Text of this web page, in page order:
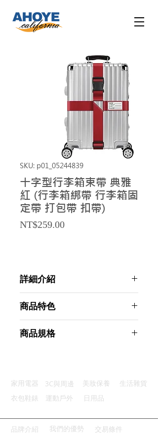
SKU: p01_05244839
十字型行李箱束帶 典雅
紅 (行李箱綁帶 行李箱固
定帶 打包帶 扣帶)
NT$259.00Price
詳細介紹
商品特色
十字固定：雙向穩固行李不滑脫
商品規格
商品型號：p01_05244839
主要材質：防尼龍十字帶
商品重量(g)：250
產地名稱：中國大陸
家用電器 3C與周邊 美妝保養
生活雜貨
衣包鞋錶
運動戶外 日用品
品牌介紹 我們的優勢 交易條件